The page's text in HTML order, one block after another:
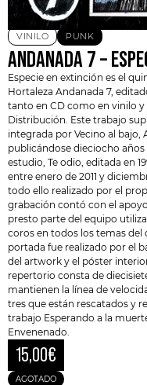
VINILO PUNK
ANDANADA 7 –
Especie en extinción es el
Hortaleza Andanada 7,
tanto en CD como en vinilo
Distribución. Este trabajo
integrada por Vecino al bajo,
publicándose dieciocho
estudio, Te odio, editada en
entre enero de 2011 y
todo ello realizado por el
grabación contó con el
presto parte del equipo
coros en todos los temas del
portada fue realizado por el
del artwork y el póster
repertorio consta de
mantienen la línea de
tres que están rescatados y
trabajo Esperando a la
Envenenado.
15,00€
AGOTADO